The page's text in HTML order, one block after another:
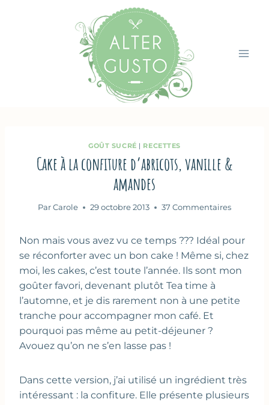
GOÛT SUCRÉ | RECETTES
Cake à la confiture d’abricots, vanille &
amandes
Par Carole 29 octobre 2013 37 Commentaires
Non mais vous avez vu ce temps ??? Idéal pour
se réconforter avec un bon cake ! Même si, chez
moi, les cakes, c’est toute l’année. Ils sont mon
goûter favori, devenant plutôt Tea time à
l’automne, et je dis rarement non à une petite
tranche pour accompagner mon café. Et
pourquoi pas même au petit-déjeuner ?
Avouez qu’on ne s’en lasse pas !
Dans cette version, j’ai utilisé un ingrédient très
intéressant : la confiture. Elle présente plusieurs